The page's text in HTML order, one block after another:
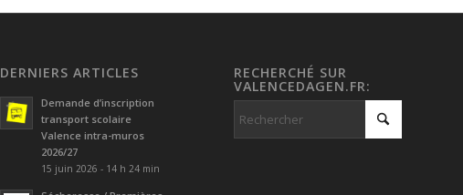
DERNIERS ARTICLES
Demande d’inscription
transport scolaire
Valence intra-muros
2026/27
15 juin 2026 - 14 h 24 min
RECHERCHÉ SUR
VALENCEDAGEN.FR: